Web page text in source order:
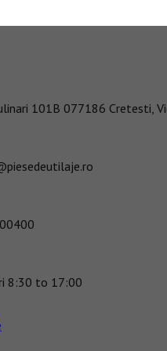
101B 077186 Cretesti,
8:30 to 17:00